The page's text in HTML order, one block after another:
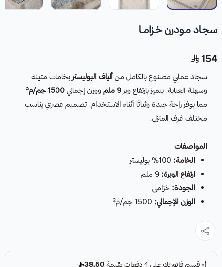
سجـاد مـودرن خـزامـا
154
سجاد عملي مصنوع بالكامل من ألياف البوليستر بخامات متينة
وسهلة العناية. يتميز بارتفاع وبر 9 ملم ووزن إجمالي 1500 جم/م²
مما يوفر راحة جيدة وثباتًا أثناء الاستخدام. تصميم عصري يناسب
مختلف غرف المنزل.
المواصفات
الخامة:
ارتفاع الوبرة:
الجودة: خزامى
الوزن الإجمالي: